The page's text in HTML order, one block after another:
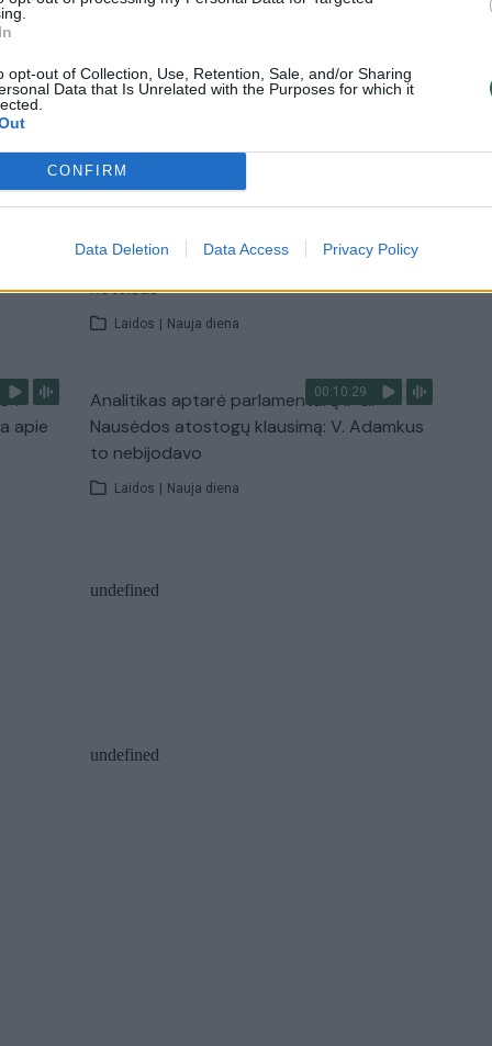
opt-out of Collection, Use, Retention, Sale, and/or Sharing
Data that Is Unrelated with the Purposes for which it
CONFIRM
Data Deletion Data Access Privacy Policy
V. Zalužno pasisakymą laiko bandymu
įsitvirtinti Ukrainos politikoje: jis yra
neteisus
Laidos | Nauja diena
apie
00:10:29
Analitikas aptarė parlamentarų ir G.
Nausėdos atostogų klausimą: V. Adamkus
to nebijodavo
Laidos | Nauja diena